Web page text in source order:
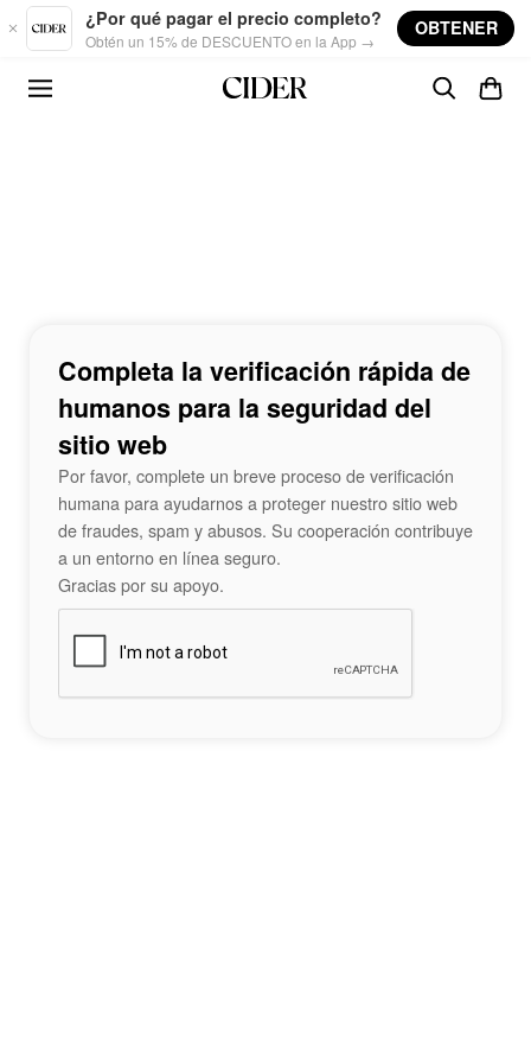
Skip to main content
¿Por qué pagar el precio completo?
Obtén un 15% de DESCUENTO en la App →
OBTENER
Completa la verificación rápida de
humanos para la seguridad del
sitio web
Por favor, complete un breve proceso de verificación
humana para ayudarnos a proteger nuestro sitio web
de fraudes, spam y abusos. Su cooperación contribuye
a un entorno en línea seguro.
Gracias por su apoyo.